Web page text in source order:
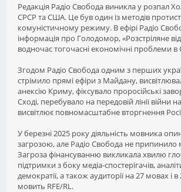
Редакція Радіо Свобода виникла у розпал
СРСР та США. Це був один із методів
комуністичному режиму. В ефірі Радіо
інформація про Голодомор, «Розстріляне
водночас тогочасні економічні проблеми в
Згодом Радіо Свобода одним з перших
стрімило прямі ефіри з Майдану,
анексію Криму, фіксувало проросійські
Сході, перебувало на передовій лінії війни
висвітлює повномасштабне вторгнення
У березні 2025 року діяльність мовника
загрозою, але Радіо Свобода не припинило
Загроза фінансуванню викликала хвилю
підтримки з боку медіа-спостерігачів,
демократії, а також аудиторії на 27 мовах і
мовить RFE/RL.